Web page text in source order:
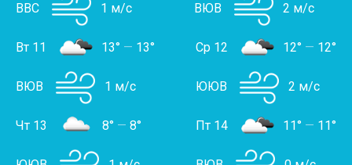
ВВС 1 м/с ВЮВ 2 м/с
Вт 11 13° — 13°
ВЮВ 1 м/с
Ср 12 12° — 12°
ЮЮВ 2 м/с
Чт 13 8° — 8° Пт 14 11° — 11°